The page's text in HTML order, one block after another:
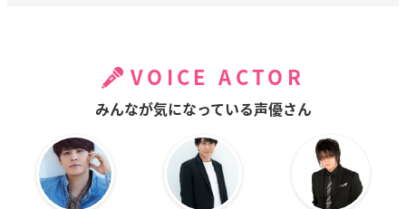
VOICE ACTOR
みんなが気になっている声優さん